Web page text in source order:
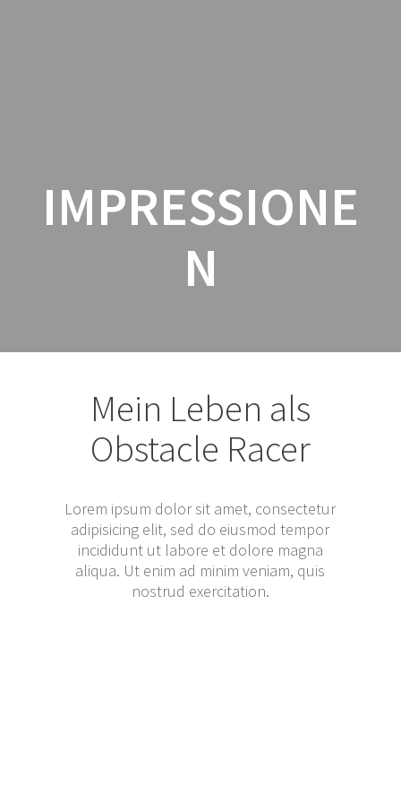
IMPRESSIONE
N
Mein Leben als
Obstacle Racer
Lorem ipsum dolor sit amet, consectetur
adipisicing elit, sed do eiusmod tempor
incididunt ut labore et dolore magna
aliqua. Ut enim ad minim veniam, quis
nostrud exercitation.